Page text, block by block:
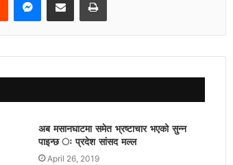
अब मसानघाटमा समेत भ्रष्टाचार भएको सुन्न
पाइन्छ ः प्रदेश सांसद मल्ल
April 26, 2019